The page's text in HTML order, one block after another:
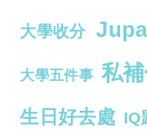
大學收分
大學五件事 私
生日好去處 IQ